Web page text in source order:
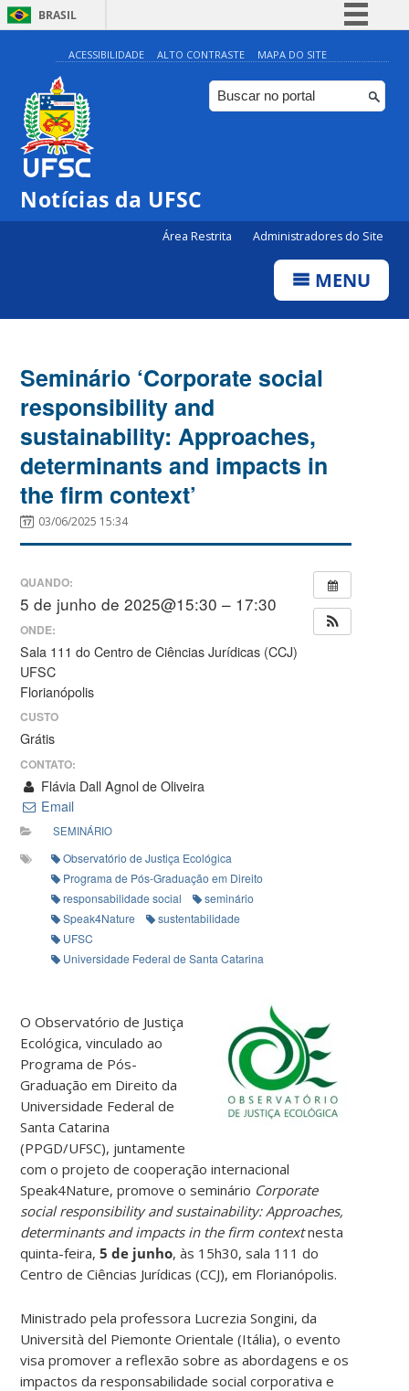
BRASIL
Simplifique!
Comunica BR
Participe
ACESSIBILIDADE ALTO CONTRASTE MAPA DO SITE
Notícias da UFSC
Área Restrita Administradores do Site
MENU
Seminário ‘Corporate social
responsibility and
sustainability: Approaches,
determinants and impacts in
the firm context’
03/06/2025 15:34
QUANDO:
5 de junho de 2025@15:30 – 17:30
ONDE:
Sala 111 do Centro de Ciências Jurídicas (CCJ)
UFSC
Florianópolis
CUSTO
Grátis
CONTATO:
Flávia Dall Agnol de Oliveira
Email
SEMINÁRIO
Observatório de Justiça Ecológica
Programa de Pós-Graduação em Direito
responsabilidade social
seminário
Speak4Nature
sustentabilidade
UFSC
Universidade Federal de Santa Catarina
O Observatório de Justiça
Ecológica, vinculado ao
Programa de Pós-
Graduação em Direito da
Universidade Federal de
Santa Catarina
(PPGD/UFSC), juntamente
com o projeto de cooperação internacional
Speak4Nature, promove o seminário Corporate
social responsibility and sustainability: Approaches,
determinants and impacts in the firm contextnesta
quinta-feira,5 de junho, às 15h30, sala 111 do
Centro de Ciências Jurídicas (CCJ), em Florianópolis.
Ministrado pela professora Lucrezia Songini, da
Università del Piemonte Orientale (Itália), o evento
visa promover a reflexão sobre as abordagens e os
impactos da responsabilidade social corporativa e